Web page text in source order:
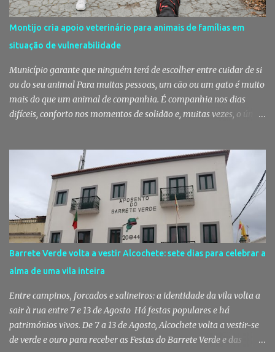
uma viatura estacionada num local referenciado pela prática de
furtos e pelo consumo de estupefacientes", circunstância que
motivou a realização de diligências policiais. Foi no decorrer
dessas ações que os militares localizaram um suspeito no interior
de um edifício público. Apanhado em flagrante De ...
Montijo cria apoio veterinário para animais de famílias em
situação de vulnerabilidade
Município garante que ninguém terá de escolher entre cuidar de si
ou do seu animal Para muitas pessoas, um cão ou um gato é muito
mais do que um animal de companhia. É companhia nos dias
difíceis, conforto nos momentos de solidão e, muitas vezes, o único
garantir cuidados básicos de saúde aos animais pertencentes a
utentes do Centro de Acolhimento de Emergência Social,
reforçando simultaneamente a proteção animal e o apoio às
pessoas em situação de maior vulnerabilidade. Cuidados de saúde
a animais de companhia de utentes do CAES A Câmara Municipal
do Montijo aprovou, por unanimidade, na reunião de 22 de Julho,
a celebração de um protocolo de colaboração com a União
Mutualista Nossa Senhora da Conceição, destinado a assegurar
assistência veterinária básica aos animais de companhia dos
utentes do Centro de Acolhimento de Emergência Social (CAES 2.0).
Segundo a ...
Barrete Verde volta a vestir Alcochete: sete dias para celebrar a
alma de uma vila inteira
Entre campinos, forcados e salineiros: a identidade da vila volta a
sair à rua entre 7 e 13 de Agosto Há festas populares e há
patrimónios vivos. De 7 a 13 de Agosto, Alcochete volta a vestir-se
de verde e ouro para receber as Festas do Barrete Verde e das